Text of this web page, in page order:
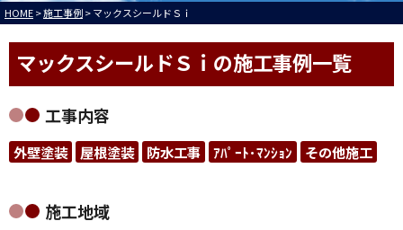
HOME>施工事例>マックスシールドＳｉ
マックスシールドＳｉの施工事例一覧
工事内容
外壁塗装 屋根塗装 防水工事 ｱﾊﾟｰﾄ･ﾏﾝｼｮﾝ その他施工
施工地域